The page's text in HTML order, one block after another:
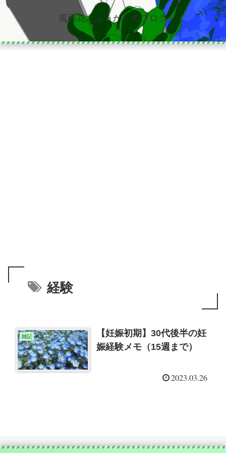
風雨花（ふうか）のブログ
経験
雑記
【妊娠初期】30代後半の妊
娠経験メモ（15週まで）
2023.03.26